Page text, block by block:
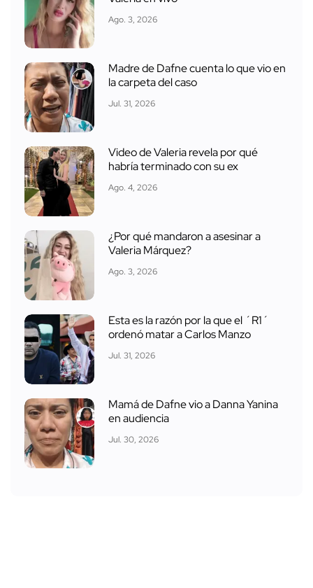
Ago. 3, 2026
Madre de Dafne cuenta lo que vio en
la carpeta del caso
Jul. 31, 2026
Video de Valeria revela por qué
habría terminado con su ex
Ago. 4, 2026
¿Por qué mandaron a asesinar a
Valeria Márquez?
Ago. 3, 2026
Esta es la razón por la que el ´R1´
ordenó matar a Carlos Manzo
Jul. 31, 2026
Mamá de Dafne vio a Danna Yanina
en audiencia
Jul. 30, 2026